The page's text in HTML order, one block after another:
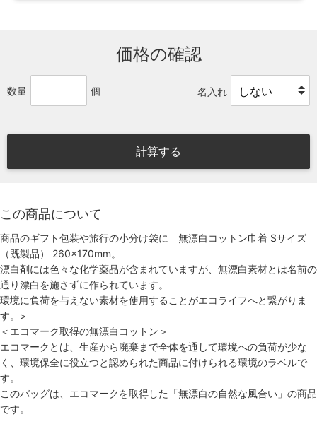
価格の確認
数量 個 名入れ
計算する
この商品について
商品のギフト包装や旅行の小分け袋に 無漂白コットン巾着 Sサイズ
（既製品） 260×170mm。
漂白剤には色々な化学薬品が含まれていますが、無漂白素材とは名前の
通り漂白を施さずに作られています。
環境に負荷を与えない素材を使用することがエコライフへと繋がりま
す。 >
＜エコマーク取得の無漂白コットン＞
エコマークとは、生産から廃棄まで全体を通して環境への負荷が少な
く、環境保全に役立つと認められた商品に付けられる環境のラベルで
す。
このバッグは、エコマークを取得した「無漂白の自然な風合い」の商品
です。